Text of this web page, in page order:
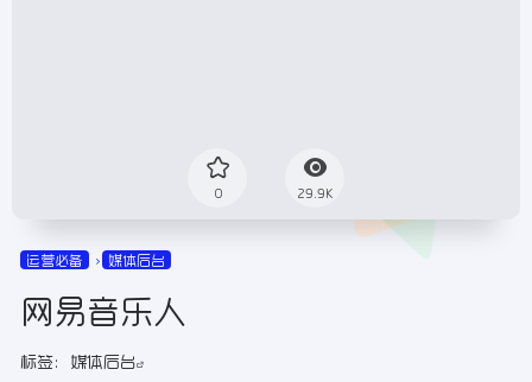
0 29.9K
运营必备 媒体后台
网易音乐人
标签： 媒体后台